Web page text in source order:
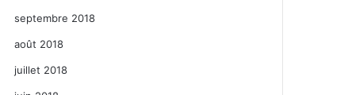
septembre 2018
août 2018
juillet 2018